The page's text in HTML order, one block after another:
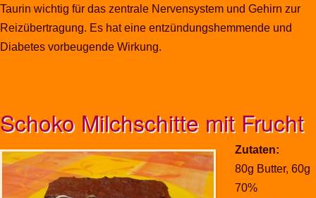
Taurin wichtig für das zentrale Nervensystem und Gehirn zur
Reizübertragung. Es hat eine entzündungshemmende und
Diabetes vorbeugende Wirkung.
Schoko Milchschitte mit Frucht
Zutaten:
80g Butter, 60g
70%